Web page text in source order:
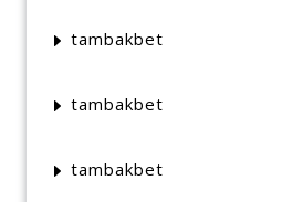
tambakbet
tambakbet
tambakbet